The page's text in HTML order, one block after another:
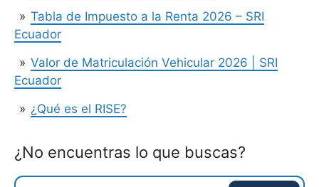
Tabla de Impuesto a la Renta 2026 – SRI
Ecuador
Valor de Matriculación Vehicular 2026 | SRI
Ecuador
¿Qué es el RISE?
¿No encuentras lo que buscas?